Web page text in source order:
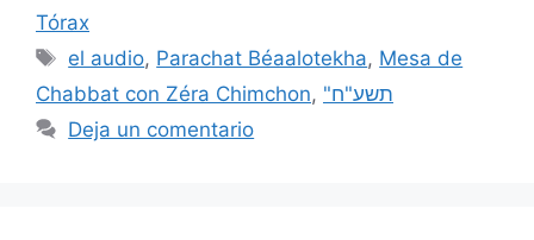
Tórax
el audio, Parachat Béaalotekha, Mesa de
Chabbat con Zéra Chimchon,
"תשע"ח
Deja un comentario